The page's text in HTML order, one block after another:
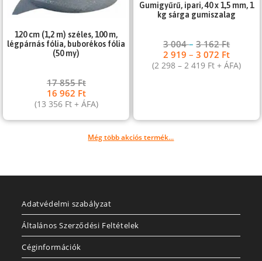
120 cm (1,2 m) széles, 100 m,
légpárnás fólia, buborékos fólia
(50 my)
17 855Ft
16 962 Ft
(13 356 Ft+ ÁFA)
Gumigyűrű, ipari, 40 x 1,5 mm, 1
kg sárga gumiszalag
3 004–3 162Ft
2 919–3 072 Ft
(2 298–2 419 Ft + ÁFA)
Még több akciós termék...
Adatvédelmi szabályzat
Általános Szerződési Feltételek
Céginformációk